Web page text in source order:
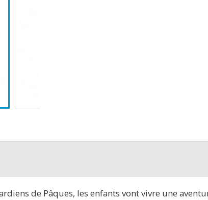
de Pâques, les enfants vont vivre une